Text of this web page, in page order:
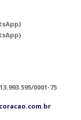
0001-75